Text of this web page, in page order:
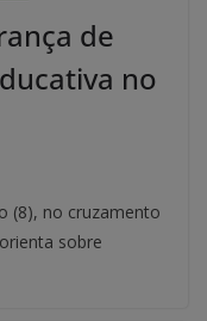
de
no
(8), no cruzamento
sobre